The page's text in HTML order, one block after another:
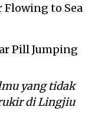
Flowing to Sea
Pill Jumping
yang tidak
di Lingjiu